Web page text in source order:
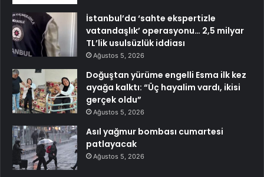
İstanbul’da ‘sahte ekspertizle
vatandaşlık’ operasyonu… 2,5 milyar
TL’lik usulsüzlük iddiası
Ağustos 5, 2026
Doğuştan yürüme engelli Esma ilk kez
ayağa kalktı: “Üç hayalim vardı, ikisi
gerçek oldu”
Ağustos 5, 2026
Asıl yağmur bombası cumartesi
patlayacak
Ağustos 5, 2026